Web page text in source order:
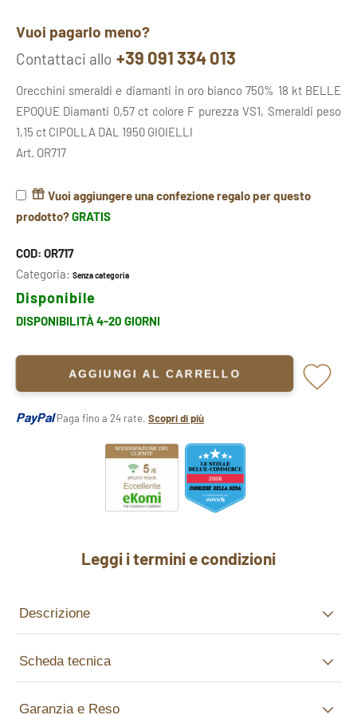
Vuoi pagarlo meno?
Contattaci allo +39 091 334 013
Orecchini smeraldi e diamanti in oro bianco 750% 18 kt BELLE
EPOQUE Diamanti 0,57 ct colore F purezza VS1, Smeraldi peso
1,15 ct CIPOLLA DAL 1950 GIOIELLI
Art. OR717
Vuoi aggiungere una confezione regalo per questo
prodotto?GRATIS
COD: OR717
Categoria: Senza categoria
Disponibile
DISPONIBILITÀ 4-20 GIORNI
AGGIUNGI AL CARRELLO
PayPal Paga fino a 24 rate. Scopri di più
Leggi i termini e condizioni
Descrizione
Scheda tecnica
Garanzia e Reso